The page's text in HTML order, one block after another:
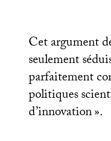
Cet argument
seulement
parfaitement
politiques
d’innovation».